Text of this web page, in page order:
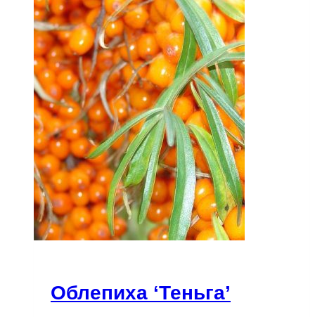
Облепиха ‘Теньга’